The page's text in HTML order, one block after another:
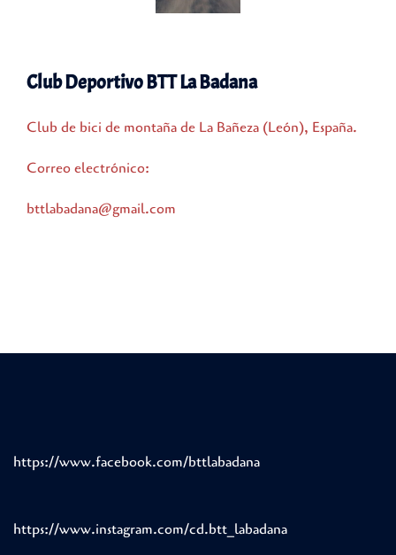
Club Deportivo BTT La Badana
Club de bici de montaña de La Bañeza (León), España.
Correo electrónico:
bttlabadana@gmail.com
https://www.facebook.com/bttlabadana
https://www.instagram.com/cd.btt_labadana